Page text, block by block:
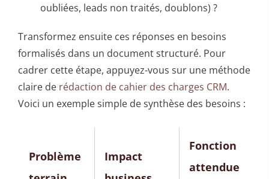
oubliées, leads non traités, doublons) ?
Transformez ensuite ces réponses en besoins
formalisés dans un document structuré. Pour
cadrer cette étape, appuyez-vous sur une méthode
claire de rédaction de cahier des charges CRM.
Voici un exemple simple de synthèse des besoins :
Problème
Impact
Fonction
attendue